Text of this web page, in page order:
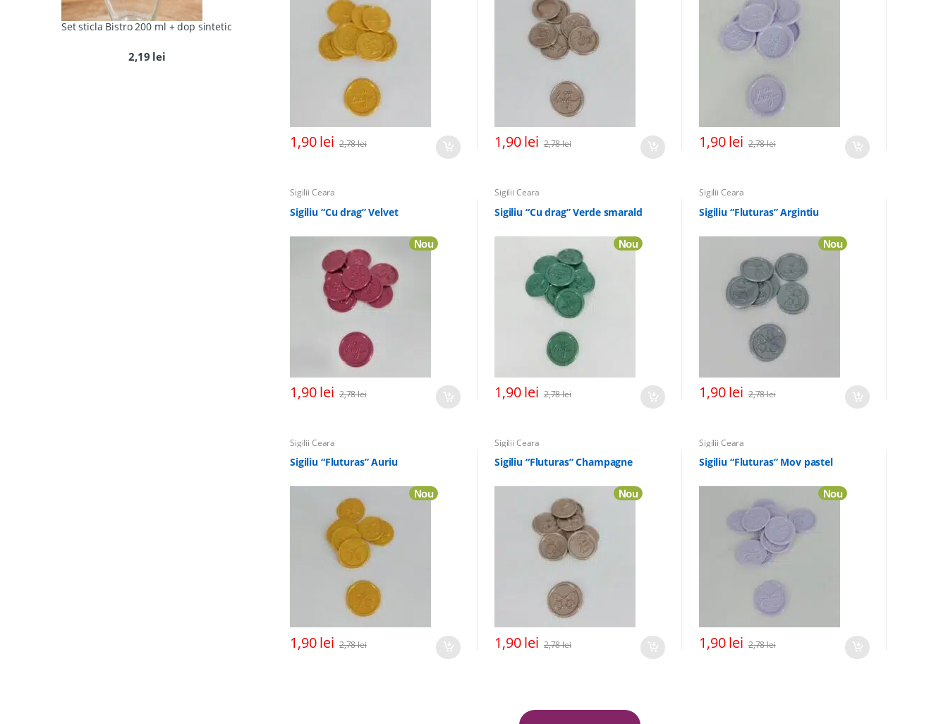
1,90lei 2,78lei 1,90lei 2,78lei 1,90lei 2,78lei
Sigilii Ceara
Sigiliu “Cu drag” Velvet
Nou
1,90lei 2,78lei
Sigilii Ceara
Sigiliu “Cu drag” Verde smarald
Nou
1,90lei 2,78lei
Sigilii Ceara
Sigiliu “Fluturas” Argintiu
Nou
1,90lei 2,78lei
Sigilii Ceara
Sigiliu “Fluturas” Auriu
Nou
1,90lei 2,78lei
Sigilii Ceara
Sigiliu “Fluturas” Champagne
Nou
1,90lei 2,78lei
Sigilii Ceara
Sigiliu “Fluturas” Mov pastel
Nou
1,90lei 2,78lei
Set sticla Bistro 200 ml + dop sintetic
2,19 lei